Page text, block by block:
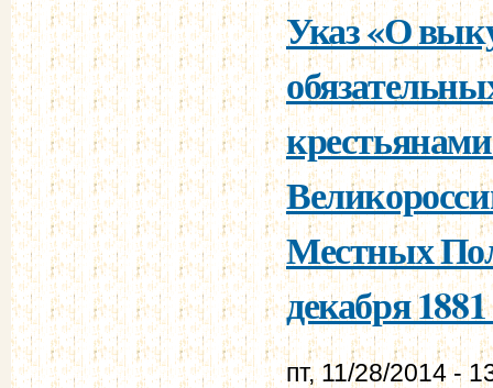
Указ «О
Местных
декабря 1881
пт, 11/28/2014 -